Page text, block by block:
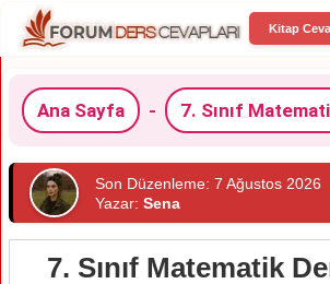
Kitap
Ana Sayfa - 7. Sınıf
Son Düzenleme: 7 Ağustos 2026
Yazar: Sena
7. Sınıf Matematik